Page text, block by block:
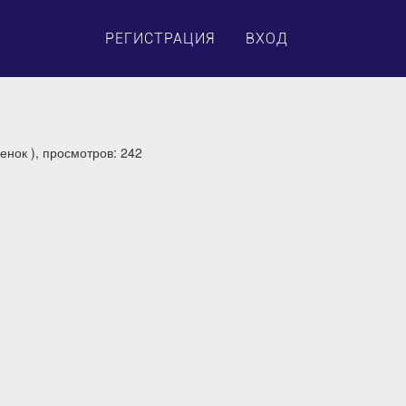
РЕГИСТРАЦИЯ ВХОД
), просмотров: 242